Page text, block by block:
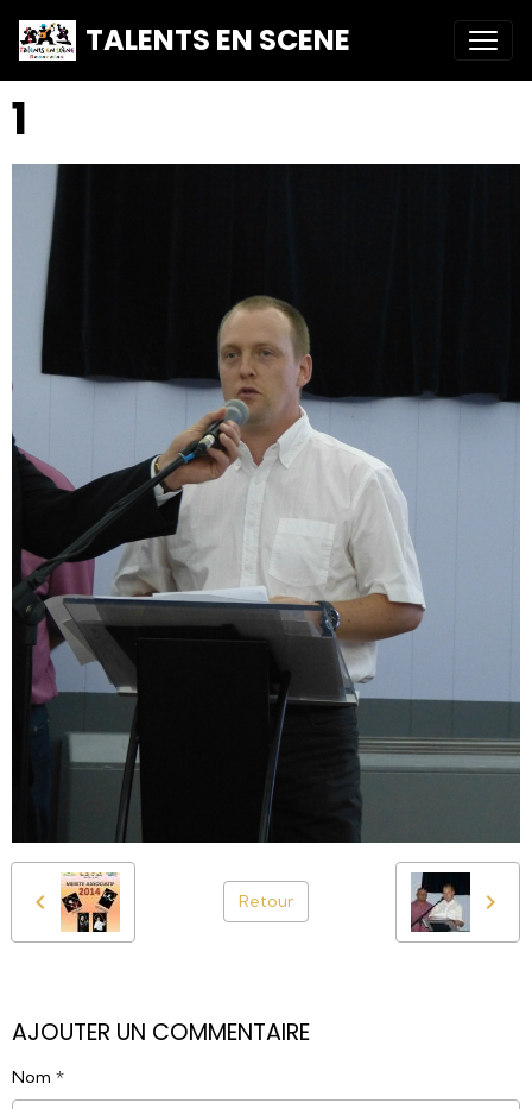
TALENTS EN SCENE
1
Retour
AJOUTER UN COMMENTAIRE
Nom